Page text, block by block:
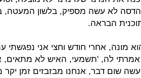
לא עשה מספיק, בלשון המעטה,
הבראה.
מונה, אחרי חודש וחצי אני נפגשתי
לה, 'תשמעי, האיש לא מתאים, אין
שום דבר, אנחנו מבזבזים זמן יקר